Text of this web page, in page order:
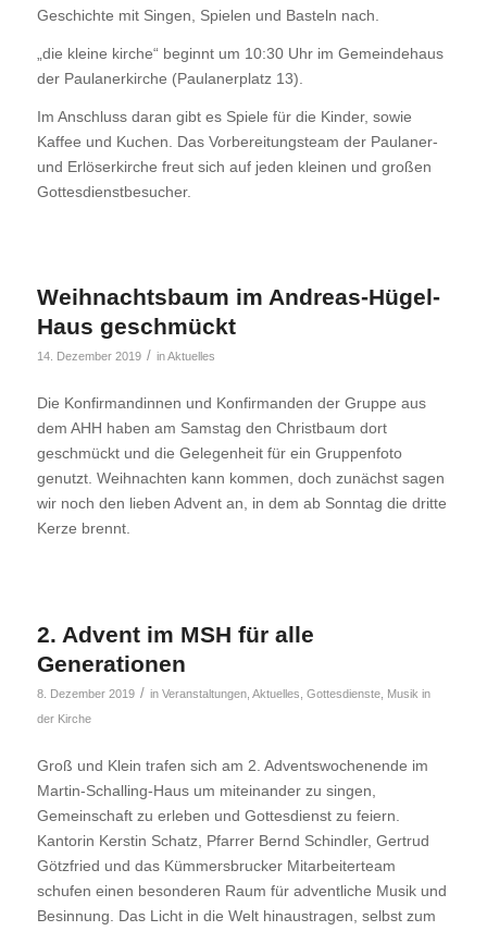
Geschichte mit Singen, Spielen und Basteln nach.
„die kleine kirche“ beginnt um 10:30 Uhr im Gemeindehaus
der Paulanerkirche (Paulanerplatz 13).
Im Anschluss daran gibt es Spiele für die Kinder, sowie
Kaffee und Kuchen. Das Vorbereitungsteam der Paulaner-
und Erlöserkirche freut sich auf jeden kleinen und großen
Gottesdienstbesucher.
Weihnachtsbaum im Andreas-Hügel-
Haus geschmückt
14. Dezember 2019 / inAktuelles
Die Konfirmandinnen und Konfirmanden der Gruppe aus
dem AHH haben am Samstag den Christbaum dort
geschmückt und die Gelegenheit für ein Gruppenfoto
genutzt. Weihnachten kann kommen, doch zunächst sagen
wir noch den lieben Advent an, in dem ab Sonntag die dritte
Kerze brennt.
2. Advent im MSH für alle
Generationen
8. Dezember 2019 / in Veranstaltungen, Aktuelles Gottesdienste,
Musik in
der Kirche
Groß und Klein trafen sich am 2. Adventswochenende im
Martin-Schalling-Haus um miteinander zu singen,
Gemeinschaft zu erleben und Gottesdienst zu feiern.
Kantorin Kerstin Schatz, Pfarrer Bernd Schindler, Gertrud
Götzfried und das Kümmersbrucker Mitarbeiterteam
schufen einen besonderen Raum für adventliche Musik und
Besinnung. Das Licht in die Welt hinaustragen, selbst zum